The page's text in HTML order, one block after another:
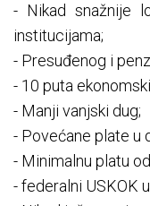
- Nikad snažnije
institucijama;
- Presuđenog i
- 10 puta
- Manji vanjski dug;
- Povećane plate u
- Minimalnu platu
- federalni USKOK